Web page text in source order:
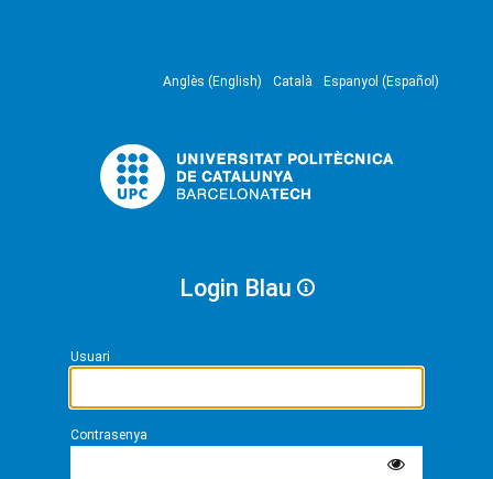
Anglès (English) Català Espanyol (Español)
Login Blau
Usuari
Contrasenya